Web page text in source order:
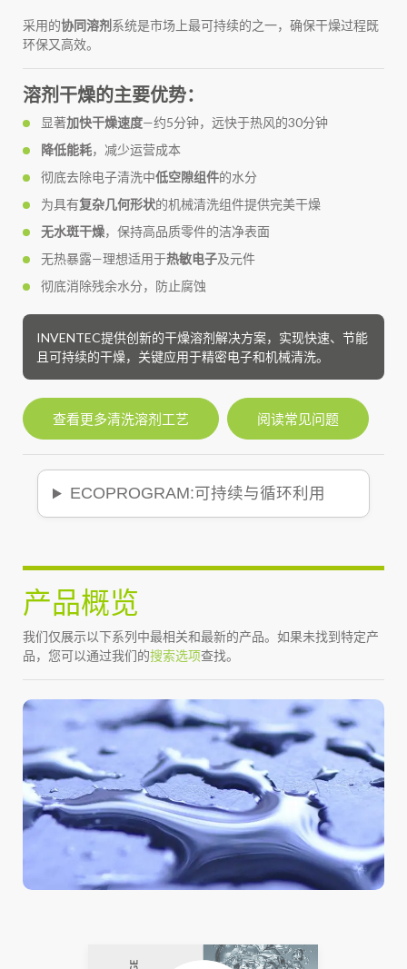
采用的协同溶剂 系统是市场上最可持续的之一，确保干燥过程既
环保又高效。
溶剂干燥的主要优势：
显著加快干燥速度—约5分钟，远快于热风的30分钟
降低能耗，减少运营成本
彻底去除电子清洗中低空隙组件的水分
为具有复杂几何形状的机械清洗组件提供完美干燥
无水斑干燥，保持高品质零件的洁净表面
无热暴露—理想适用于热敏电子及元件
彻底消除残余水分，防止腐蚀
INVENTEC提供创新的干燥溶剂解决方案，实现快速、节能
且可持续的干燥，关键应用于精密电子和机械清洗。
查看更多清洗溶剂工艺 阅读常见问题
ECOPROGRAM:可持续与循环利用
产品概览
我们仅展示以下系列中最相关和最新的产品。如果未找到特定产
品，您可以通过我们的搜索选项查找。